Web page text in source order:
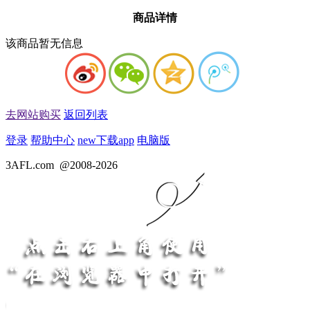
商品详情
该商品暂无信息
去网站购买 返回列表
登录 帮助中心 new下载app 电脑版
3AFL.com @2008-2026